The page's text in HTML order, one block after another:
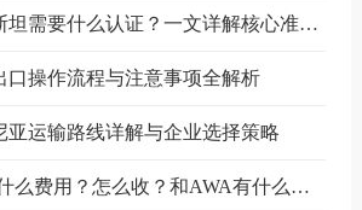
出口哈萨克斯坦需要什么认证？一文详解核心准入要求
口操作流程与注意事项全解析
亚运输路线详解与企业选择策略
空运AWC是什么费用？怎么收？和AWA有什么区别？